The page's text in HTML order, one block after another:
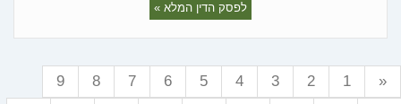
לפסק הדין המלא »
«
1
2
3
4
5
6
7
8
9